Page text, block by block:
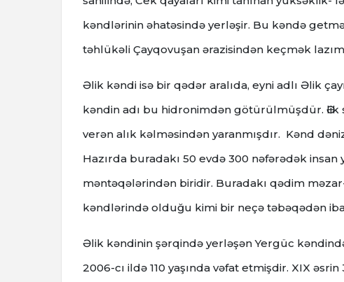
kəndlərinin əhatəsində yerləşir. Bu kəndə
təhlükəli Çayqovuşan ərazisindən keçmək
Əlik kəndi isə bir qədər aralıda, eyni adlı Əlik
kəndin adı bu hidronimdən götürülmüşdür.
verən alık kəlməsindən yaranmışdır. Kənd
Hazırda buradakı 50 evdə 300 nəfərədək
məntəqələrindən biridir. Buradakı qədim
kəndlərində olduğu kimi bir neçə təbəqədən
Əlik kəndinin şərqində yerləşən Yergüc
2006-cı ildə 110 yaşında vəfat etmişdir. XIX